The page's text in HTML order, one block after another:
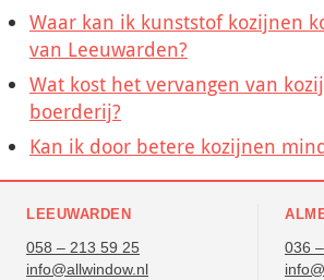
Waar kan ik kunststof kozijnen
van Leeuwarden?
Wat kost het vervangen van
boerderij?
Kan ik door betere kozijnen
LEEUWARDEN
058 – 213 59 25
info@allwindow.nl
036